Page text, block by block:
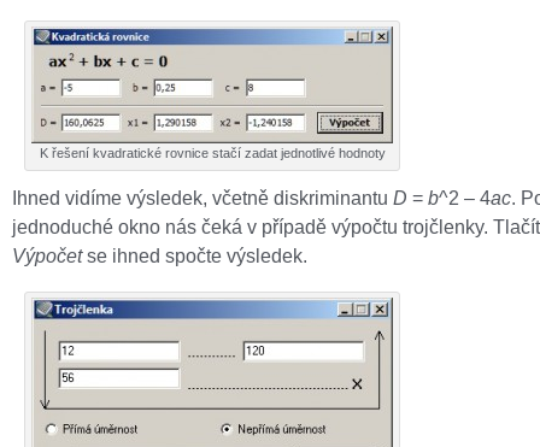
K řešení kvadratické rovnice stačí zadat jednotlivé hodnoty
Ihned vidíme výsledek, včetně diskriminantu D = b^2 – 4ac.
jednoduché okno nás čeká v případě výpočtu trojčlenky.
Výpočetse ihned spočte výsledek.